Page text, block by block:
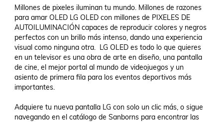
Millones de pixeles iluminan tu mundo. Millones de razones
para amar OLED LG OLED con millones de PIXELES DE
AUTOILUMINACIÓN capaces de reproducir colores y negros
perfectos con un brillo más intenso, dando una experiencia
visual como ninguna otra.  LG OLED es todo lo que quieres
en un televisor es una obra de arte en diseño, una pantalla
de cine, el mejor portal al mundo de videojuegos y un
asiento de primera fila para los eventos deportivos más
importantes.
Adquiere tu nueva pantalla LG con solo un clic más, o sigue
navegando en el catálogo de Sanborns para encontrar las